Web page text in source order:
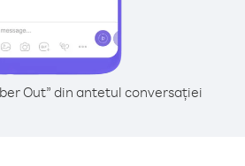
Out” din antetul conversației